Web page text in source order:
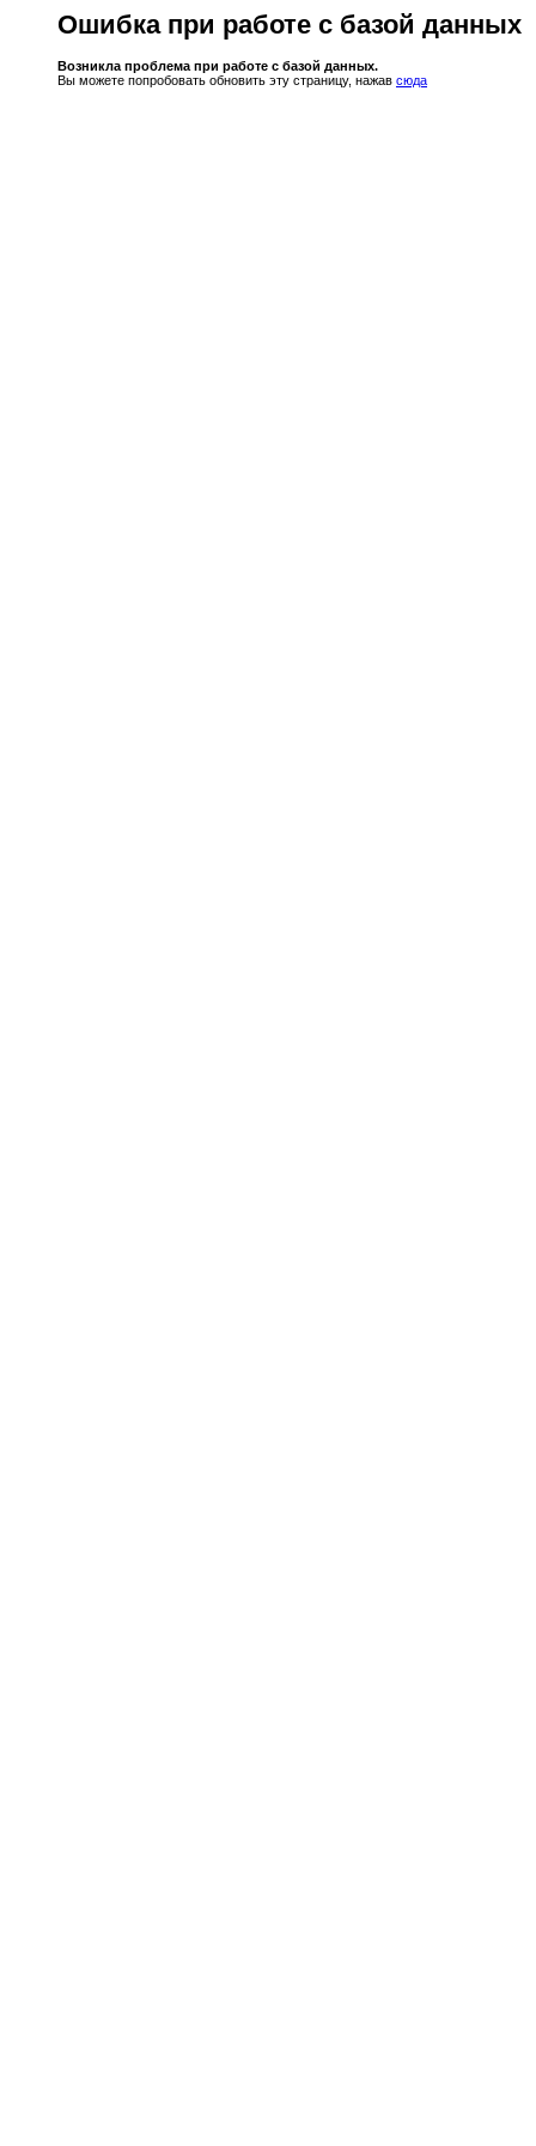
Ошибка при работе с базой данных
Возникла проблема при работе с базой данных.
Вы можете попробовать обновить эту страницу, нажав сюда